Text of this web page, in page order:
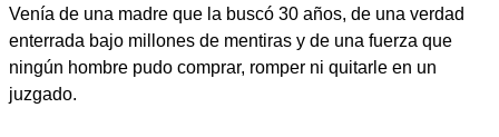
Venía de una madre que la buscó 30 años, de una verdad
enterrada bajo millones de mentiras y de una fuerza que
ningún hombre pudo comprar, romper ni quitarle en un
juzgado.